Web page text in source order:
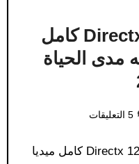
تحميل برنامج Directx 12 كامل
مدى الحياة
5 التعليقات
معلومات حول تحميل برنامج Directx 12 كامل ميديا